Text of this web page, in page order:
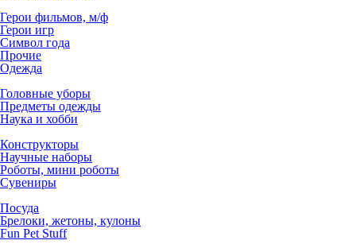
Герои фильмов, м/ф
Герои игр
Символ года
Прочие
Одежда
Головные уборы
Предметы одежды
Наука и хобби
Конструкторы
Научные наборы
Роботы, мини роботы
Сувениры
Посуда
Брелоки, жетоны, кулоны
Fun Pet Stuff